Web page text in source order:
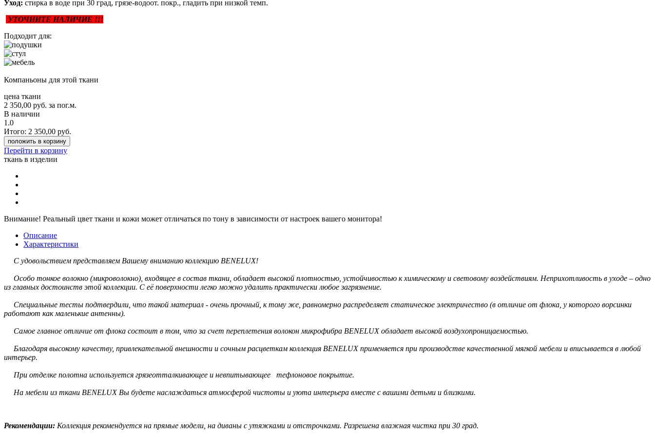
Уход: стирка в воде при 30 град, грязе-водоот. покр., гладить при низкой темп.
УТОЧНИТЕ НАЛИЧИЕ !!!
Подходит для:
Компаньоны для этой ткани
цена ткани
2 350,00 руб. за пог.м.
В наличии
1.0
Итого: 2 350,00 руб.
положить в корзину
Перейти в корзину
ткань в изделии
Внимание! Реальный цвет ткани и кожи может отличаться по тону в зависимости от настроек вашего монитора!
Описание
Характеристики
С удовольствием представляем Вашему вниманию коллекцию BENELUX!
Особо тонкое волокно (микроволокно), входящее в состав ткани, обладает высокой плотностью, устойчивостью к химическому и световому воздействиям. Неприхотливость в уходе – одно
из главных достоинств этой коллекции. С её поверхности легко можно удалить практически любое загрязнение.
Специальные тесты подтвердили, что такой материал - очень прочный, к тому же, равномерно распределяет статическое электричество (в отличие от флока, у которого ворсинки
работают как маленькие антенны).
Самое главное отличие от флока состоит в том, что за счет переплетения волокон микрофибра BENELUX обладает высокой воздухопроницаемостью.
Благодаря высокому качеству, привлекательной внешности и сочным расцветкам коллекция BENELUX применяется при производстве качественной мягкой мебели и вписывается в любой
интерьер.
При отделке полотна используется грязеотталкивающее и невпитывающее тефлоновое покрытие.
На мебели из ткани BENELUX Вы будете наслаждаться атмосферой чистоты и уюта интерьера вместе с вашими детьми и близкими.
Рекомендации: Коллекция рекомендуется на прямые модели, на диваны с утяжками и отстрочками. Разрешена влажная чистка при 30 град.